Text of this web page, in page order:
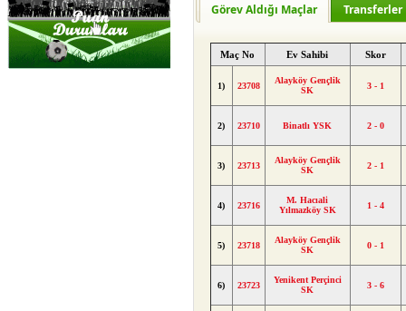
Görev Aldığı Maçlar Transferler
Maç No Ev Sahibi Skor
1) 23708
Alayköy Gençlik
SK
3 - 1
2) 23710 Binatlı YSK 2 - 0
3) 23713
Alayköy Gençlik
SK
2 - 1
4) 23716
M. Hacıali
Yılmazköy SK
1 - 4
5) 23718
Alayköy Gençlik
SK
0 - 1
6) 23723
Yenikent Perçinci
SK
3 - 6